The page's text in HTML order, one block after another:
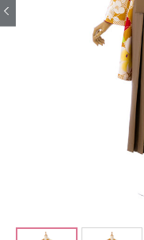
訪問着・付下げレンタル
ジュニア着物レンタル